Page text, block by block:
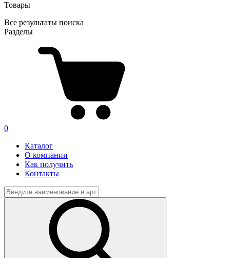
Товары
Все результаты поиска
Разделы
0
Каталог
О компании
Как получить
Контакты